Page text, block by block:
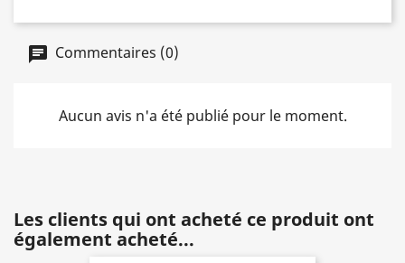
Commentaires (0)
Aucun avis n'a été publié pour le moment.
Les clients qui ont acheté ce produit ont
également acheté...